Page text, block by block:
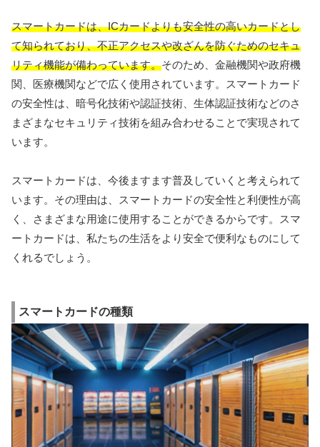
スマートカードは、ICカードよりも安全性の高いカードとし
て知られており、不正アクセスや改ざんを防ぐためのセキュ
リティ機能が備わっています。そのため、金融機関や政府機
関、医療機関などで広く使用されています。スマートカード
の安全性は、暗号化技術や認証技術、生体認証技術などのさ
まざまなセキュリティ技術を組み合わせることで実現されて
います。
スマートカードは、今後ますます普及していくと考えられて
います。その理由は、スマートカードの安全性と利便性が高
く、さまざまな用途に使用することができるからです。スマ
ートカードは、私たちの生活をより安全で便利なものにして
くれるでしょう。
スマートカードの種類